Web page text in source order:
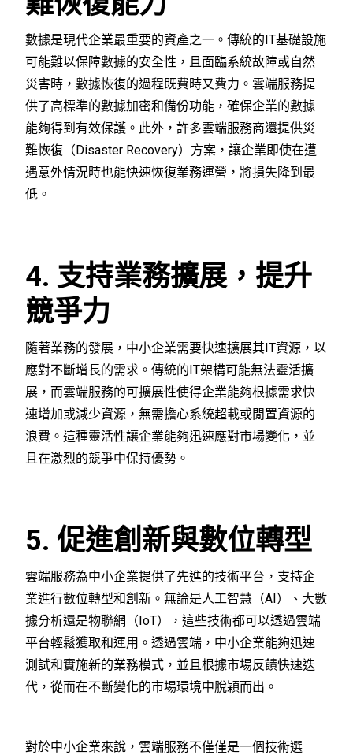
數據是現代企業最重要的資產之一。傳統的IT基礎設施
可能難以保障數據的安全性，且面臨系統故障或自然
災害時，數據恢復的過程既費時又費力。雲端服務提
供了高標準的數據加密和備份功能，確保企業的數據
能夠得到有效保護。此外，許多雲端服務商還提供災
難恢復（Disaster Recovery）方案，讓企業即使在遭
遇意外情況時也能快速恢復業務運營，將損失降到最
低。
4. 支持業務擴展，提升
競爭力
隨著業務的發展，中小企業需要快速擴展其IT資源，以
應對不斷增長的需求。傳統的IT架構可能無法靈活擴
展，而雲端服務的可擴展性使得企業能夠根據需求快
速增加或減少資源，無需擔心系統超載或閒置資源的
浪費。這種靈活性讓企業能夠迅速應對市場變化，並
且在激烈的競爭中保持優勢。
5. 促進創新與數位轉型
雲端服務為中小企業提供了先進的技術平台，支持企
業進行數位轉型和創新。無論是人工智慧（AI）、大數
據分析還是物聯網（IoT），這些技術都可以透過雲端
平台輕鬆獲取和運用。透過雲端，中小企業能夠迅速
測試和實施新的業務模式，並且根據市場反饋快速迭
代，從而在不斷變化的市場環境中脫穎而出。
對於中小企業來說，雲端服務不僅僅是一個技術選